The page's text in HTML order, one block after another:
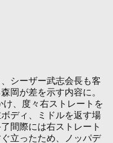
シーザー武志会長も客
岡が差を示す内容に。
、度々右ストレートを
ディ、ミドルを返す場
間際には右ストレート
立ったため、ノッパデ